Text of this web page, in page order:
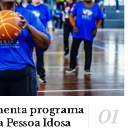
programa
Idosa